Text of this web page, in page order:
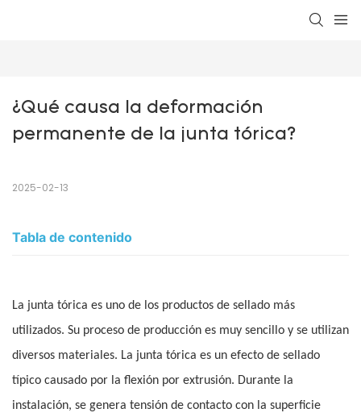
¿Qué causa la deformación
permanente de la junta tórica?
2025-02-13
Tabla de contenido
La junta tórica es uno de los productos de sellado más
utilizados. Su proceso de producción es muy sencillo y se utilizan
diversos materiales. La junta tórica es un efecto de sellado
típico causado por la flexión por extrusión. Durante la
instalación, se genera tensión de contacto con la superficie